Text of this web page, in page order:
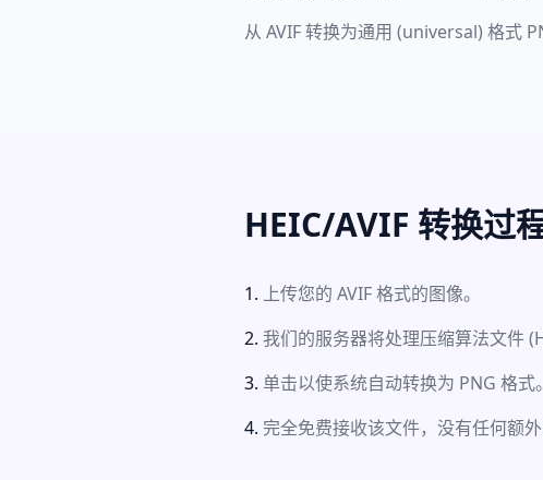
从 AVIF 转换为通用 (universal) 格式
HEIC/AVIF 转换过
上传您的 AVIF 格式的图像。
我们的服务器将处理压缩算法文件
单击以使系统自动转换为 PNG 格式。
完全免费接收该文件，没有任何额外